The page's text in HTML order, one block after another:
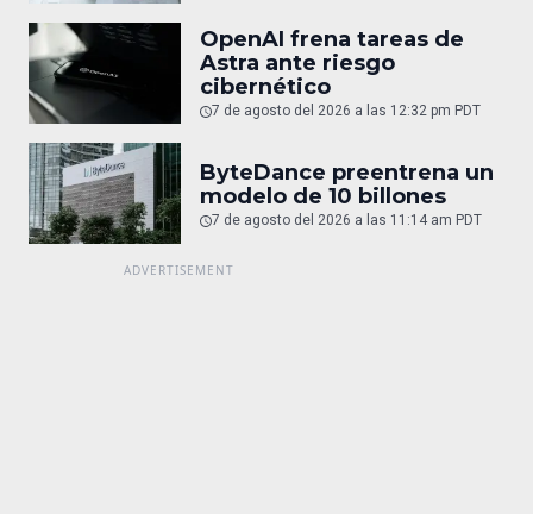
OpenAI frena tareas de
Astra ante riesgo
cibernético
7 de agosto del 2026 a las 12:32 pm PDT
ByteDance preentrena un
modelo de 10 billones
7 de agosto del 2026 a las 11:14 am PDT